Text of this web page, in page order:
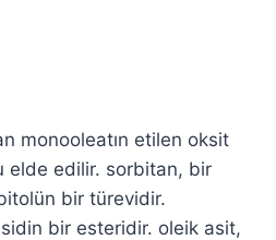
monooleatın etilen oksit
elde edilir. sorbitan, bir
bir türevidir.
bir esteridir. oleik asit,